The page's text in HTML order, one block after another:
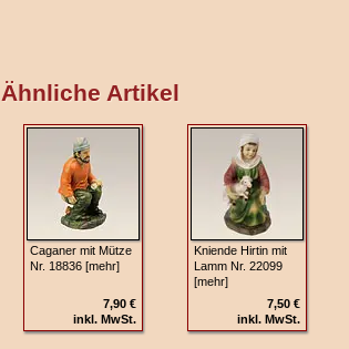
Ähnliche Artikel
Caganer mit Mütze
Nr. 18836 [mehr]
7,90 €
inkl. MwSt.
Kniende Hirtin mit
Lamm Nr. 22099
[mehr]
7,50 €
inkl. MwSt.